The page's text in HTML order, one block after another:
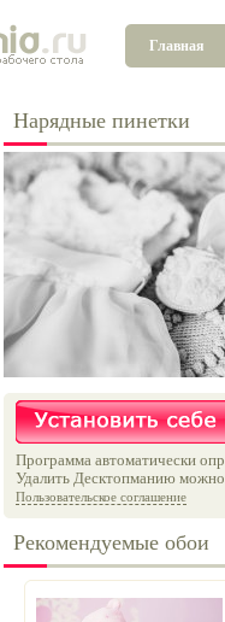
Главная
Нарядные пинетки
Программа автоматически
Удалить Десктопманию
Пользовательское соглашение
Рекомендуемые обои